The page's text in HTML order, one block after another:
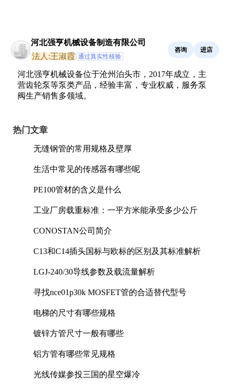
河北强亨机械设备制造有限公司
法人:王淑霞 通过真实性核验
咨询 进店
河北强亨机械设备位于沧州泊头市，2017年成立，主
营齿轮泵等泵类产品，经验丰富，专业权威，服务泵
阀生产销售多领域。
热门文章
无缝钢管的常用规格及壁厚
生活中常见的传感器有哪些呢
PE100管材的含义是什么
工业厂房载重标准：一平方米能承受多少公斤
CONOSTAN公司简介
C13和C14插头国标与欧标的区别及其标准解析
LGJ-240/30导线参数及载流量解析
寻找nce01p30k MOSFET管的合适替代型号
电梯的尺寸有哪些规格
镀锌方管尺寸一般有哪些
铝方管有哪些常见规格
光线传媒参投三国的星空爆冷